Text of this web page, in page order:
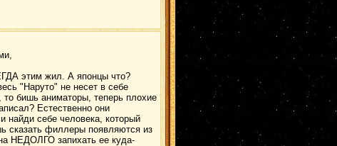
этим жил. А японцы что?
"Наруто" не несет в себе
бишь аниматоры, теперь плохие
Естественно они
себе человека, который
сказать филлеры появляются из
НЕДОЛГО запихать ее куда-